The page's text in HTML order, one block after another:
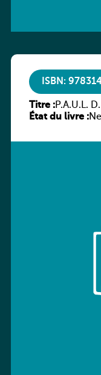
ISBN:
Titre :P.A.U.L.
État du livre :